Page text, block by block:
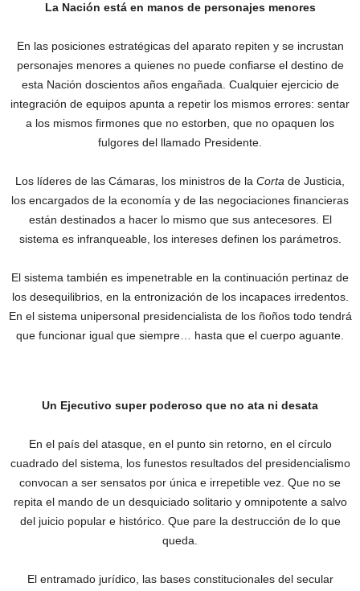
La Nación está en manos de personajes menores
En las posiciones estratégicas del aparato repiten y se incrustan
personajes menores a quienes no puede confiarse el destino de
esta Nación doscientos años engañada. Cualquier ejercicio de
integración de equipos apunta a repetir los mismos errores: sentar
a los mismos firmones que no estorben, que no opaquen los
fulgores del llamado Presidente.
Los líderes de las Cámaras, los ministros de la Corta de Justicia,
los encargados de la economía y de las negociaciones financieras
están destinados a hacer lo mismo que sus antecesores. El
sistema es infranqueable, los intereses definen los parámetros.
El sistema también es impenetrable en la continuación pertinaz de
los desequilibrios, en la entronización de los incapaces irredentos.
En el sistema unipersonal presidencialista de los ñoños todo tendrá
que funcionar igual que siempre… hasta que el cuerpo aguante.
Un Ejecutivo super poderoso que no ata ni desata
En el país del atasque, en el punto sin retorno, en el círculo
cuadrado del sistema, los funestos resultados del presidencialismo
convocan a ser sensatos por única e irrepetible vez. Que no se
repita el mando de un desquiciado solitario y omnipotente a salvo
del juicio popular e histórico. Que pare la destrucción de lo que
queda.
El entramado jurídico, las bases constitucionales del secular